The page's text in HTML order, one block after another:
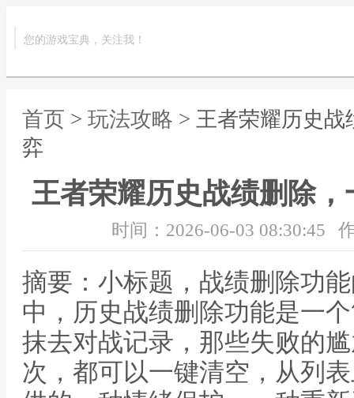
您的游戏宝典，关注我！
首页 > 玩法攻略 > 王者荣耀历史
弈
王者荣耀历史战绩删除
时间：2026-06-03 08:30:45
摘要：小标题，战绩删除功
中，历史战绩删除功能是一
抹去对战记录，那些失败的
次，都可以一键清空，从列